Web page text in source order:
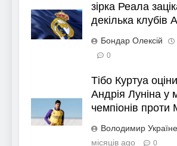
зірка Реала
декілька клубів
Бондар Олексій
0
Тібо Куртуа
Андрія Луніна у
чемпіонів проти
Володимир
місяців ago
0